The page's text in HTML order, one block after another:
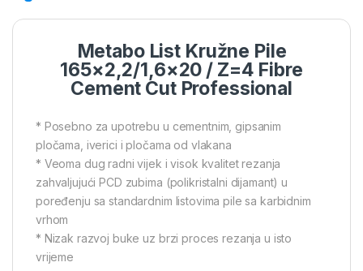
Metabo List Kružne Pile
165×2,2/1,6×20 / Z=4 Fibre
Cement Cut Professional
* Posebno za upotrebu u cementnim, gipsanim
pločama, iverici i pločama od vlakana
* Veoma dug radni vijek i visok kvalitet rezanja
zahvaljujući PCD zubima (polikristalni dijamant) u
poređenju sa standardnim listovima pile sa karbidnim
vrhom
* Nizak razvoj buke uz brzi proces rezanja u isto
vrijeme